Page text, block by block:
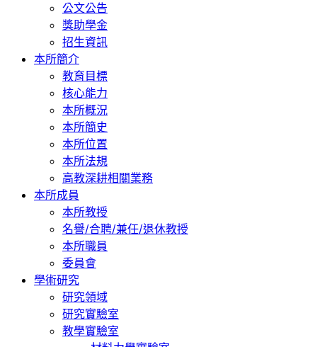
公文公告
獎助學金
招生資訊
本所簡介
教育目標
核心能力
本所概況
本所簡史
本所位置
本所法規
高教深耕相關業務
本所成員
本所教授
名譽/合聘/兼任/退休教授
本所職員
委員會
學術研究
研究領域
研究實驗室
教學實驗室